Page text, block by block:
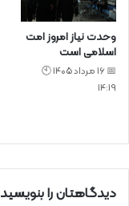
وحدت نیاز امروز امت
اسلامی است
📅 16 مرداد 1405 🕙
14:19
دیدگاهتان را بنویسید